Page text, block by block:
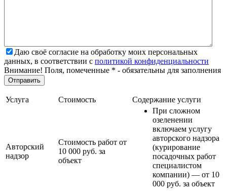
Даю своё согласие на обработку моих персональных
данных, в соответствии с политикой конфиденциальности
Внимание! Поля, помеченные * - обязательны для заполнения
Услуга Стоимость Содержание услуги
Авторский
надзор
Стоимость работ от
10 000 руб. за
объект
При сложном
озеленении
включаем услугу
авторского надзора
(курирование
посадочных работ
специалистом
компании) — от 10
000 руб. за объект